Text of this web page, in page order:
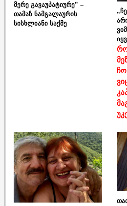
მერე გავაუპატიურე” –
თამაზ ნამგალაურის
სისხლიანი საქმე